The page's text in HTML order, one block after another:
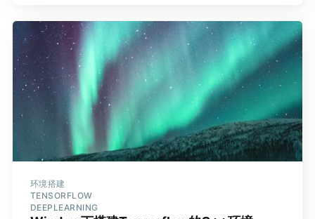
环境搭建
TENSORFLOW
DEEPLEARNING